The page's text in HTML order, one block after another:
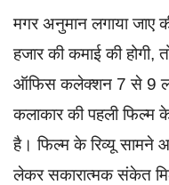
मगर अनुमान लगाया
हजार की कमाई की होगी,
ऑफिस कलेक्शन 7 से 9
कलाकार की पहली फिल्म
है। फिल्म के रिव्यू सामने
लेकर सकारात्मक संकेत